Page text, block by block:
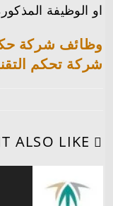
او الوظيفة
وظائف شركة
شركة تحكم
ALSO LIKE